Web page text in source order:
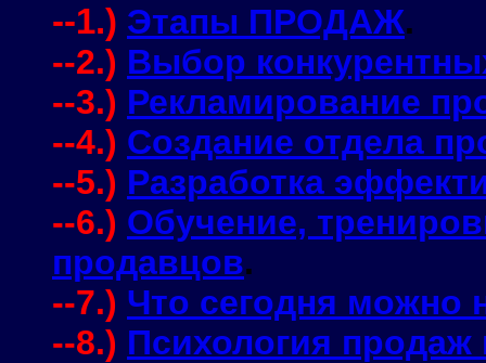
--1.) Этапы ПРОДАЖ.
--2.) Выбор
--3.) Рекламирование
--4.) Создание отдела
--5.) Разработка
--6.) Обучение,
продавцов.
--7.) Что сегодня можно
--8.) Психология продаж